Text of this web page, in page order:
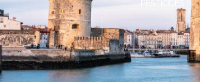
PESTICIDES